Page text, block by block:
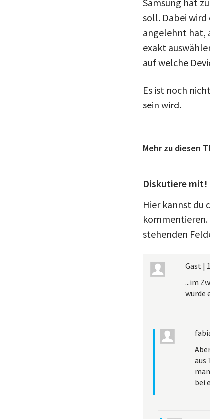
Samsung hat
soll. Dabei wird
angelehnt hat,
exakt
auf welche
Es ist noch
sein wird.
Mehr zu diesen
Diskutiere mit!
Hier kannst du
stehenden
Gast |
...im
würde
aus
bei